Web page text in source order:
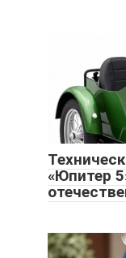
«Юпитер